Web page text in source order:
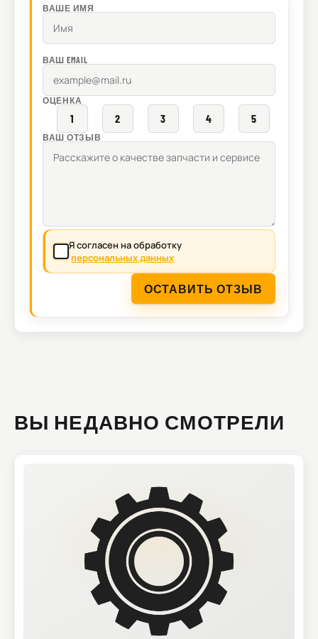
ВАШЕ ИМЯ
ВАШ EMAIL
ОЦЕНКА
1 2 3 4 5
ВАШ ОТЗЫВ
Я согласен на обработку
персональных данных
ОСТАВИТЬ ОТЗЫВ
ВЫ НЕДАВНО СМОТРЕЛИ